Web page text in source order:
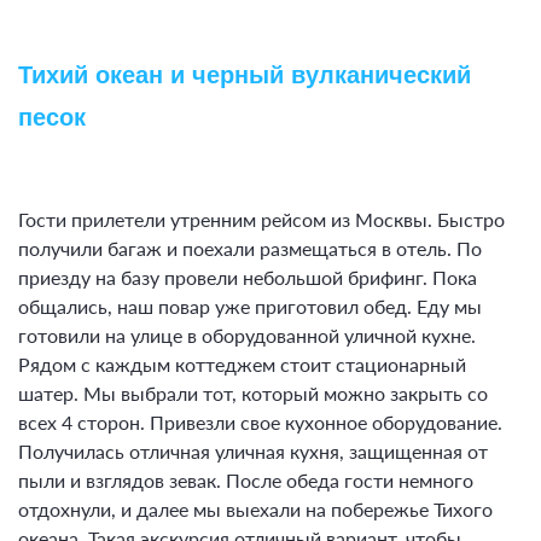
Тихий океан и черный вулканический
песок
Гости прилетели утренним рейсом из Москвы. Быстро
получили багаж и поехали размещаться в отель. По
приезду на базу провели небольшой брифинг. Пока
общались, наш повар уже приготовил обед. Еду мы
готовили на улице в оборудованной уличной кухне.
Рядом с каждым коттеджем стоит стационарный
шатер. Мы выбрали тот, который можно закрыть со
всех 4 сторон. Привезли свое кухонное оборудование.
Получилась отличная уличная кухня, защищенная от
пыли и взглядов зевак. После обеда гости немного
отдохнули, и далее мы выехали на побережье Тихого